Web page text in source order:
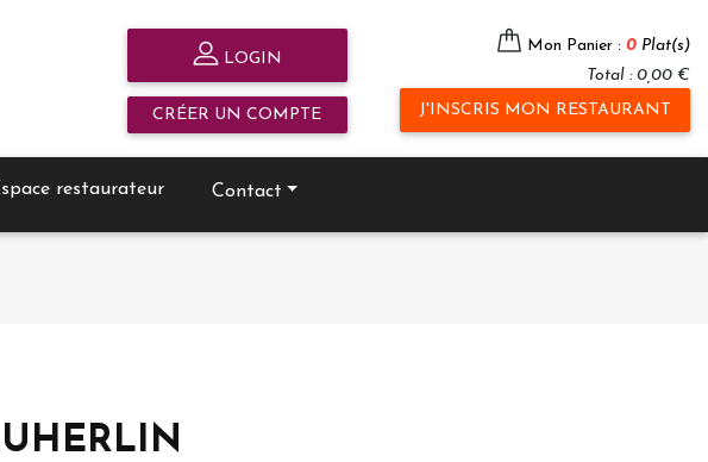
LOGIN
CRÉER UN COMPTE
Mon Panier : 0 Plat(s)
Total : 0,00 €
J'INSCRIS MON RESTAURANT
restaurateur Contact